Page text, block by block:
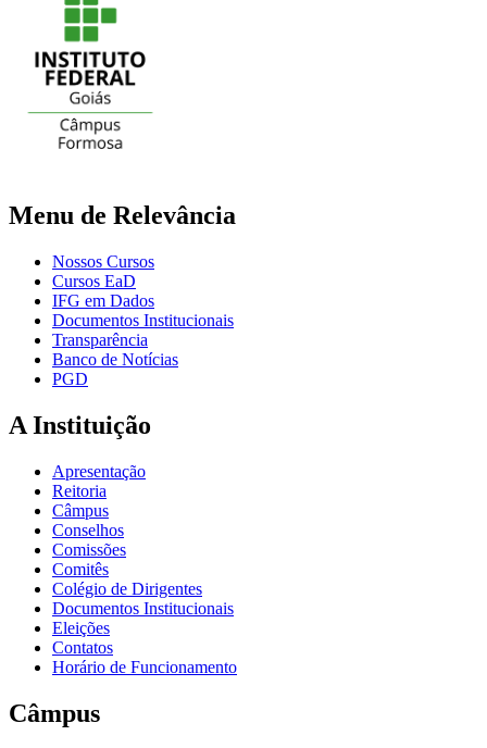
Menu de Relevância
Nossos Cursos
Cursos EaD
IFG em Dados
Documentos Institucionais
Transparência
Banco de Notícias
PGD
A Instituição
Apresentação
Reitoria
Câmpus
Conselhos
Comissões
Comitês
Colégio de Dirigentes
Documentos Institucionais
Eleições
Contatos
Horário de Funcionamento
Câmpus